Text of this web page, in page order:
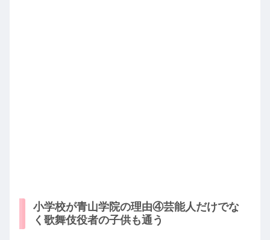
小学校が青山学院の理由④芸能人だけでな
く歌舞伎役者の子供も通う